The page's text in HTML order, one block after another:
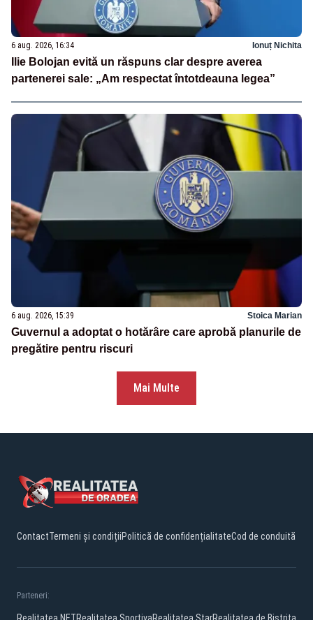
6 aug. 2026, 16:34 Ionuț Nichita
Ilie Bolojan evită un răspuns clar despre averea
partenerei sale: „Am respectat întotdeauna legea”
6 aug. 2026, 15:39 Stoica Marian
Guvernul a adoptat o hotărâre care aprobă planurile de
pregătire pentru riscuri
Mai Multe
ContactTermeni și condițiiPolitică de confidențialitateCod de conduită
Parteneri: